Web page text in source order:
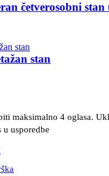
četverosobni
stan
maksimalno 4 oglasa.
usporedbe